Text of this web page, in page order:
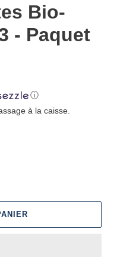
Bio-
- Paquet
ⓘ
à la caisse.